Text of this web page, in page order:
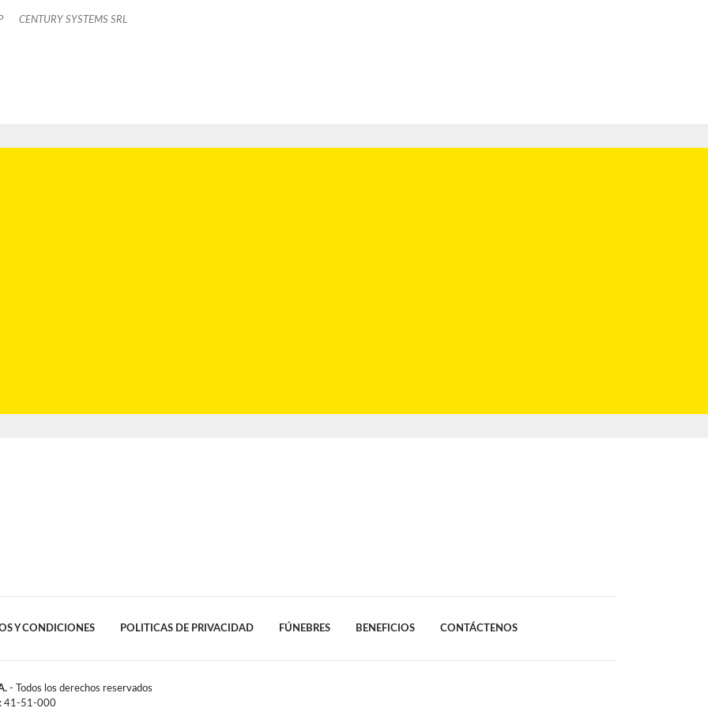
CENTURY SYSTEMS SRL
Y CONDICIONES POLITICAS DE PRIVACIDAD FÚNEBRES BENEFICIOS CONTÁCTENOS
- Todos los derechos reservados
41-51-000